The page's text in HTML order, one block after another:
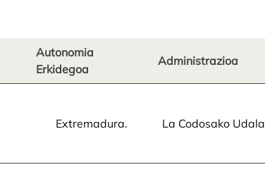
Autonomia
Erkidegoa
Administrazioa
opens in a new tab
Extremadura. La Codosako Udala